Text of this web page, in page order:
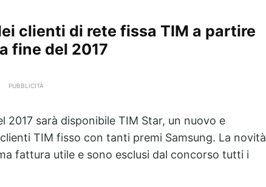
clienti di rete fissa TIM a partire
fine del 2017
PUBBLICITÀ
2017 sarà disponibile TIM Star, un nuovo e
TIM fisso con tanti premi Samsung. La novità
fattura utile e sono esclusi dal concorso tutti i